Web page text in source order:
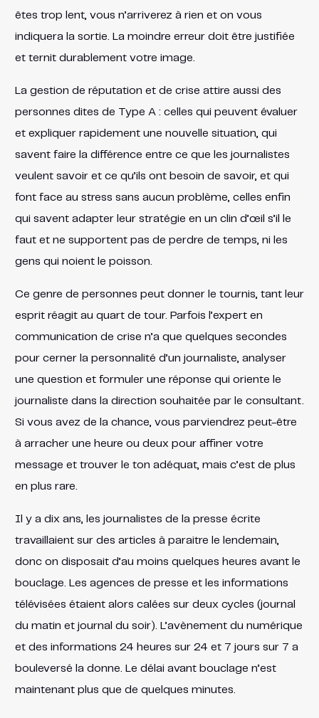
êtes trop lent, vous n’arriverez à rien et on vous
indiquera la sortie. La moindre erreur doit être justifiée
et ternit durablement votre image.
La gestion de réputation et de crise attire aussi des
personnes dites de Type A : celles qui peuvent évaluer
et expliquer rapidement une nouvelle situation, qui
savent faire la différence entre ce que les journalistes
veulent savoir et ce qu’ils ont besoin de savoir, et qui
font face au stress sans aucun problème, celles enfin
qui savent adapter leur stratégie en un clin d’œil s’il le
faut et ne supportent pas de perdre de temps, ni les
gens qui noient le poisson.
Ce genre de personnes peut donner le tournis, tant leur
esprit réagit au quart de tour. Parfois l’expert en
communication de crise n’a que quelques secondes
pour cerner la personnalité d’un journaliste, analyser
une question et formuler une réponse qui oriente le
journaliste dans la direction souhaitée par le consultant.
Si vous avez de la chance, vous parviendrez peut-être
à arracher une heure ou deux pour affiner votre
message et trouver le ton adéquat, mais c’est de plus
en plus rare.
Il y a dix ans, les journalistes de la presse écrite
travaillaient sur des articles à paraitre le lendemain,
donc on disposait d’au moins quelques heures avant le
bouclage. Les agences de presse et les informations
télévisées étaient alors calées sur deux cycles (journal
du matin et journal du soir). L’avènement du numérique
et des informations 24 heures sur 24 et 7 jours sur 7 a
bouleversé la donne. Le délai avant bouclage n’est
maintenant plus que de quelques minutes.